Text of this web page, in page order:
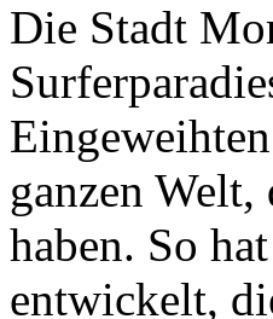
Die Stadt
ganzen
haben. So
entwickelt,